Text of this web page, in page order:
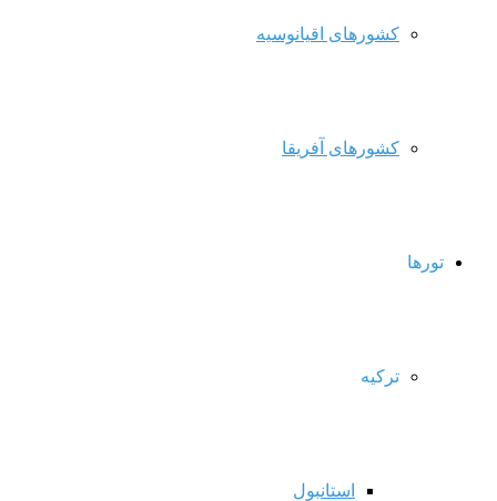
کشورهای اقیانوسیه
کشورهای آفریقا
تورها
ترکیه
استانبول